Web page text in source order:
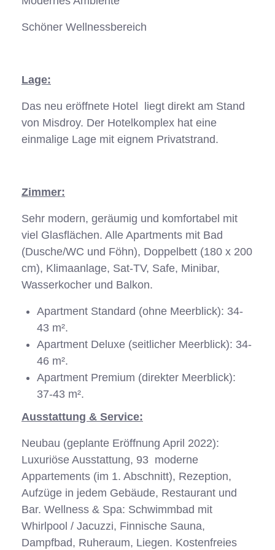
Schöner Wellnessbereich
Lage:
Das neu eröffnete Hotel liegt direkt am Stand
von Misdroy. Der Hotelkomplex hat eine
einmalige Lage mit eignem Privatstrand.
Zimmer:
Sehr modern, geräumig und komfortabel mit
viel Glasflächen. Alle Apartments mit Bad
(Dusche/WC und Föhn), Doppelbett (180 x 200
cm), Klimaanlage, Sat-TV, Safe, Minibar,
Wasserkocher und Balkon.
Apartment Standard (ohne Meerblick): 34-
43 m².
Apartment Deluxe (seitlicher Meerblick): 34-
46 m².
Apartment Premium (direkter Meerblick):
37-43 m².
Ausstattung & Service:
Neubau (geplante Eröffnung April 2022):
Luxuriöse Ausstattung, 93 moderne
Appartements (im 1. Abschnitt), Rezeption,
Aufzüge in jedem Gebäude, Restaurant und
Bar. Wellness & Spa: Schwimmbad mit
Whirlpool / Jacuzzi, Finnische Sauna,
Dampfbad, Ruheraum, Liegen. Kostenfreies